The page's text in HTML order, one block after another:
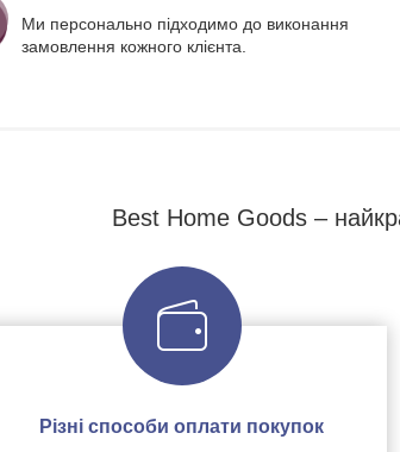
Ми персонально підходимо до виконання
замовлення кожного клієнта.
Best Home Goods –
Різні способи оплати покупок